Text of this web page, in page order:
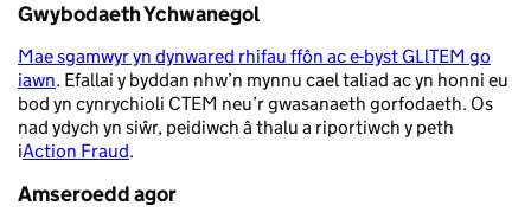
Gwybodaeth Ychwanegol
Mae sgamwyr yn dynwared rhifau ffôn ac e-byst GLlTEM go
iawn - opens in a new tab
. Efallai y byddan nhw’n mynnu cael taliad ac yn honni eu
bod yn cynrychioli CTEM neu’r gwasanaeth gorfodaeth. Os
nad ydych yn siŵr, peidiwch â thalu a riportiwch y peth
iAction Fraud.
Amseroedd agor